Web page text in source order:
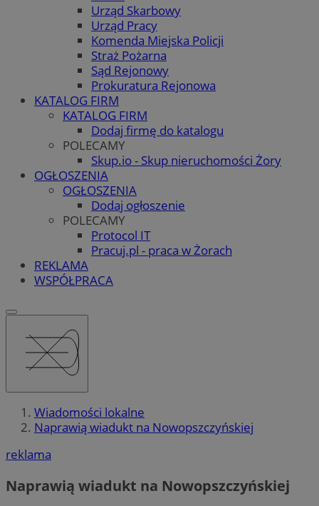
Urząd Skarbowy
Urząd Pracy
Komenda Miejska Policji
Straż Pożarna
Sąd Rejonowy
Prokuratura Rejonowa
KATALOG FIRM
KATALOG FIRM
Dodaj firmę do katalogu
POLECAMY
Skup.io - Skup nieruchomości Żory
OGŁOSZENIA
OGŁOSZENIA
Dodaj ogłoszenie
POLECAMY
Protocol IT
Pracuj.pl - praca w Żorach
REKLAMA
WSPÓŁPRACA
Wiadomości lokalne
Naprawią wiadukt na Nowopszczyńskiej
reklama
Naprawią wiadukt na Nowopszczyńskiej